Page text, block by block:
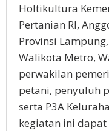
Holtikultura
Pertanian RI,
Provinsi
Walikota Metro,
perwakilan
petani, penyuluh
serta P3A
kegiatan ini